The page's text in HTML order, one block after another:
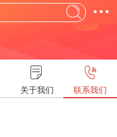
关于我们 联系我们